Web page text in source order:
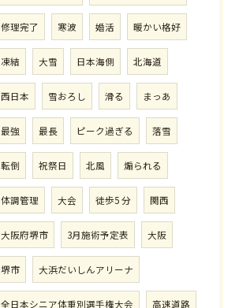
修理完了 寒波 婚活 暖かい格好
凍結 大雪 日本海側 北海道
西日本 雪おろし 滑る まっあ
最強 最長 ピーク過ぎる 落雪
転倒 祝祭日 北風 煽られる
体調管理 大会 徒歩5 分 関西
大阪府堺市 3月施術予定表 大阪
堺市 大浜だいしんアリーナ
全日本シニア体重別選手権大会 高速道路